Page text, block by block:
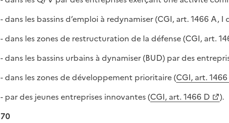
- dans les bassins d’emploi à redynamiser (CGI, art. 1466 A, I
- dans les zones de restructuration de la défense (CGI, art.
- dans les bassins urbains à dynamiser (BUD) par des
- dans les zones de développement prioritaire (CGI, art.
- par des jeunes entreprises innovantes (CGI, art. 1466 D
).
70